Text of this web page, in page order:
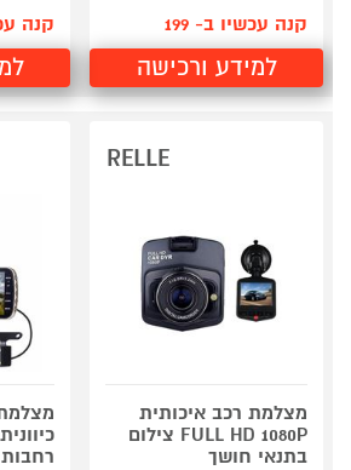
קנה עכשיו ב- 199
למידע ורכישה
קנה
RELLE
מצלמת רכב איכותית
FULL HD 1080P צילום
בתנאי חושך
רחבות